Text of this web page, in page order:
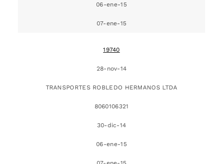
06-ene-15
07-ene-15
19740
28-nov-14
TRANSPORTES ROBLEDO HERMANOS LTDA
8060106321
30-dic-14
06-ene-15